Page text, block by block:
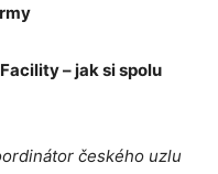
– jak si spolu
českého uzlu